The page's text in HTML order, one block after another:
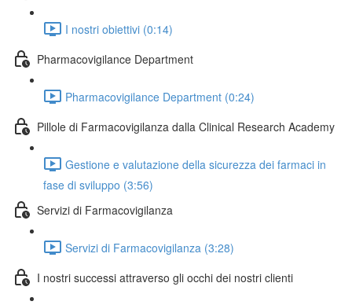
I nostri obiettivi (0:14)
Pharmacovigilance Department
Pharmacovigilance Department (0:24)
Pillole di Farmacovigilanza dalla Clinical Research Academy
Gestione e valutazione della sicurezza dei farmaci in
fase di sviluppo (3:56)
Servizi di Farmacovigilanza
Servizi di Farmacovigilanza (3:28)
I nostri successi attraverso gli occhi dei nostri clienti